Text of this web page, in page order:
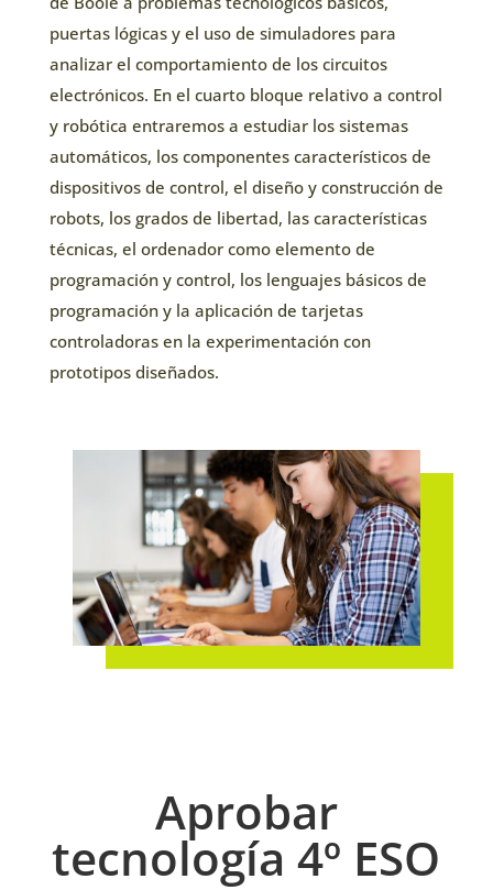
puertas lógicas y el uso de simuladores para
analizar el comportamiento de los circuitos
electrónicos. En el cuarto bloque relativo a control
y robótica entraremos a estudiar los sistemas
automáticos, los componentes característicos de
dispositivos de control, el diseño y construcción de
robots, los grados de libertad, las características
técnicas, el ordenador como elemento de
programación y control, los lenguajes básicos de
programación y la aplicación de tarjetas
controladoras en la experimentación con
prototipos diseñados.
Aprobar
tecnología 4º ESO